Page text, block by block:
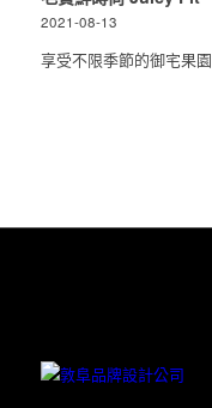
2021-08-13
享受不限季節的御宅果園